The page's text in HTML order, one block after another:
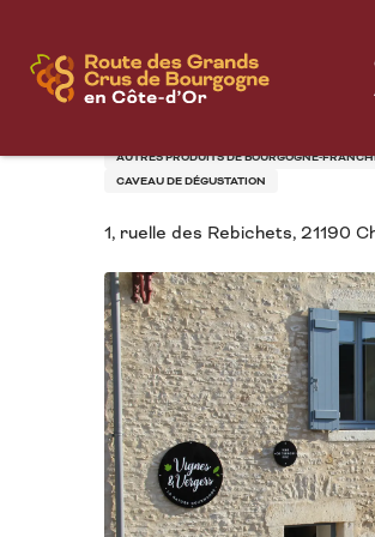
contenu
principal
VIGNES ET
AUTRES PRODUITS DE BOURGOGNE-
CAVEAU DE DÉGUSTATION
1, ruelle des Rebichets, 21190